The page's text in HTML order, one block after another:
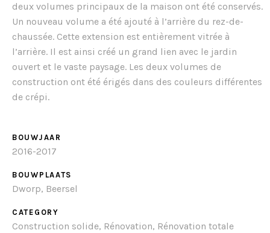
deux volumes principaux de la maison ont été conservés.
Un nouveau volume a été ajouté à l’arrière du rez-de-
chaussée. Cette extension est entièrement vitrée à
l’arrière. Il est ainsi créé un grand lien avec le jardin
ouvert et le vaste paysage. Les deux volumes de
construction ont été érigés dans des couleurs différentes
de crépi.
BOUWJAAR
2016-2017
BOUWPLAATS
Dworp, Beersel
CATEGORY
Construction solide, Rénovation, Rénovation totale